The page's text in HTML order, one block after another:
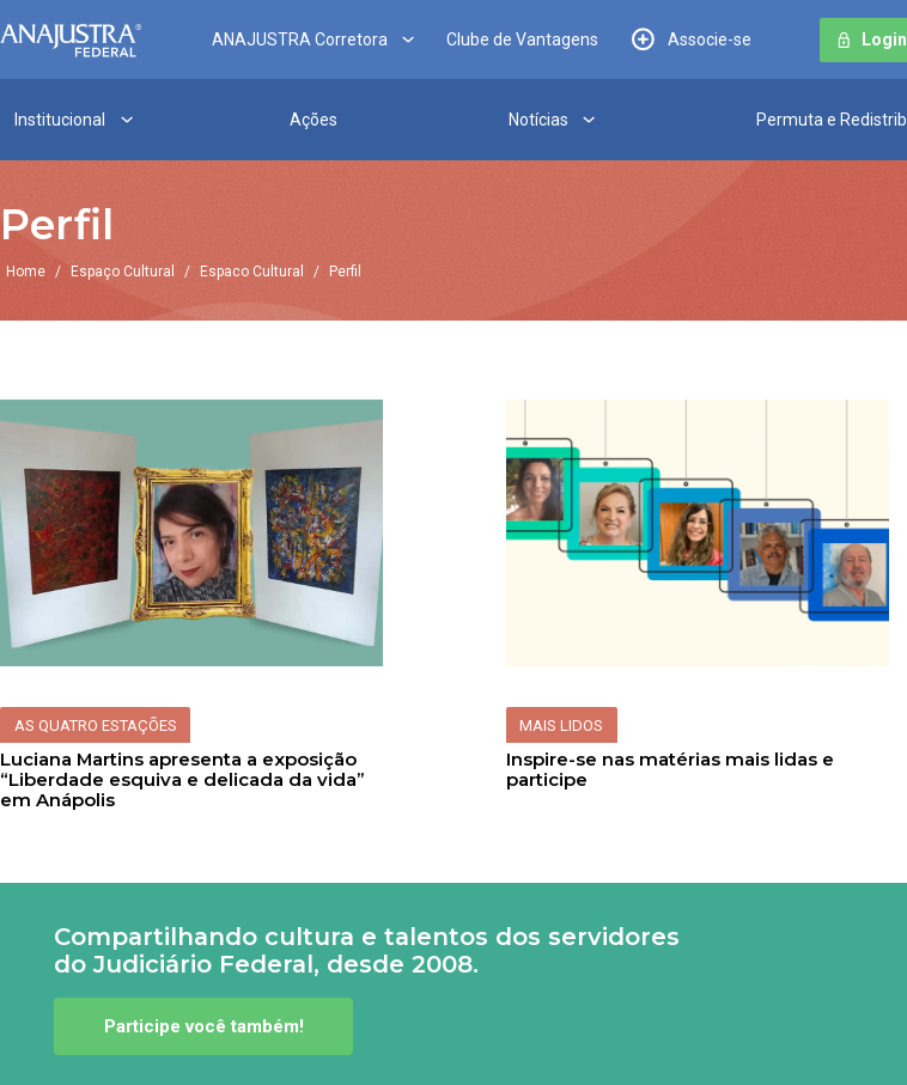
ANAJUSTRA Corretora Clube de Vantagens Associe-se Login
Institucional Ações Notícias Permuta e
Perfil
Home / Espaço Cultural / Espaco Cultural / Perfil
Compartilhando cultura e talentos dos servidores
do Judiciário Federal, desde 2008.
Participe você também!
AS QUATRO ESTAÇÕES
Luciana Martins apresenta a exposição
“Liberdade esquiva e delicada da vida”
em Anápolis
MAIS LIDOS
Inspire-se nas matérias mais lidas e
participe